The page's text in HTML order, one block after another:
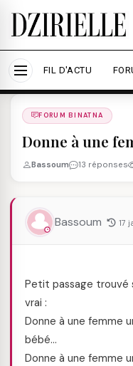
Nous utilisons des
expérience et
Accepter
FIL D'ACTU
Forums
FORUM BINATNA
Donne à une
Bassoum 13 réponses
Bassoum 17
Petit passage trouvé
vrai :
Donne à une femme
bébé…
Donne à une femme